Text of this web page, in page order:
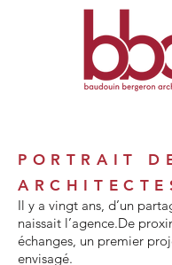
PORTRAIT
Il y a vingt ans, d’un
naissait l’agence.De
échanges, un premier
envisagé.